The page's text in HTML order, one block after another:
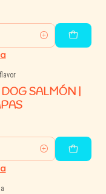
SALMÓN |